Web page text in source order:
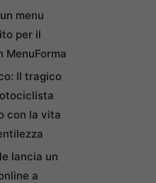
menu
per il
MenuForma
Il tragico
con la vita
lancia un
a